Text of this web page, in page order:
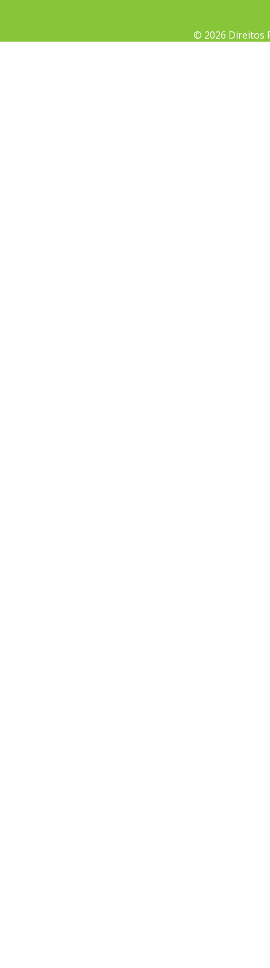
© 2026 Direitos